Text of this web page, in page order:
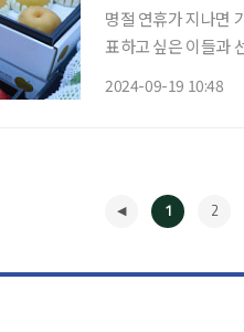
명절 연휴가 지나면
표하고 싶은 이들과
2024-09-19 10:48
1 2